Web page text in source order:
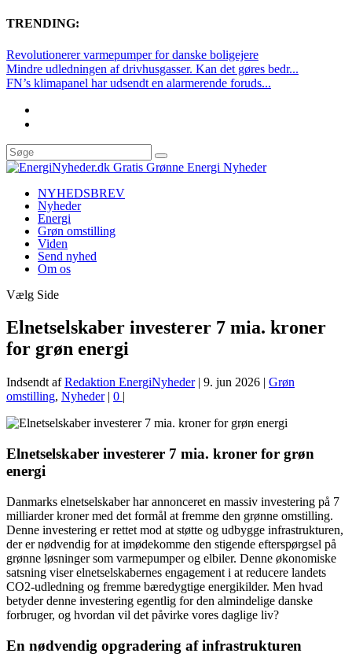
TRENDING:
Revolutionerer varmepumper for danske boligejere
Mindre udledningen af drivhusgasser. Kan det gøres bedr...
FN’s klimapanel har udsendt en alarmerende foruds...
NYHEDSBREV
Nyheder
Energi
Grøn omstilling
Viden
Send nyhed
Om os
Vælg Side
Elnetselskaber investerer 7 mia. kroner
for grøn energi
Indsendt afRedaktion EnergiNyheder| 9. jun 2026 | Grøn
omstilling, Nyheder| 0 |
Elnetselskaber investerer 7 mia. kroner for grøn
energi
Danmarks elnetselskaber har annonceret en massiv investering på 7
milliarder kroner med det formål at fremme den grønne omstilling.
Denne investering er rettet mod at støtte og udbygge infrastrukturen,
der er nødvendig for at imødekomme den stigende efterspørgsel på
grønne løsninger som varmepumper og elbiler. Denne økonomiske
satsning viser elnetselskabernes engagement i at reducere landets
CO2-udledning og fremme bæredygtige energikilder. Men hvad
betyder denne investering egentlig for den almindelige danske
forbruger, og hvordan vil det påvirke vores daglige liv?
En nødvendig opgradering af infrastrukturen